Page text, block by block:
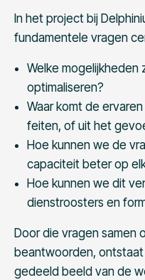
In het project bij
fundamentele vragen
Welke mogelijkheden
optimaliseren?
Waar komt de
feiten, of uit het
Hoe kunnen we de
capaciteit beter op
Hoe kunnen we dit
dienstroosters en
Door die vragen samen
beantwoorden,
gedeeld beeld van de